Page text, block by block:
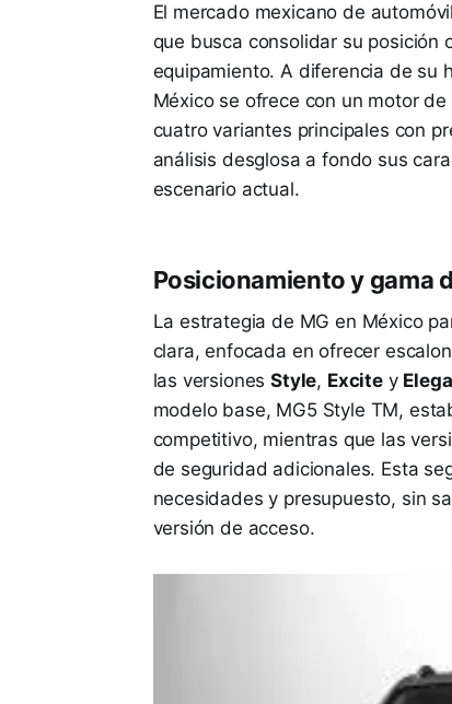
El mercado mexicano de
que busca consolidar su posición
equipamiento. A diferencia de su
México se ofrece con un motor
cuatro variantes principales con
análisis desglosa a fondo sus
escenario actual.
Posicionamiento y gama
La estrategia de MG en México
clara, enfocada en ofrecer
las versionesStyle, Excitey
modelo base, MG5 Style TM,
competitivo, mientras que las
de seguridad adicionales. Esta
necesidades y presupuesto, sin
versión de acceso.